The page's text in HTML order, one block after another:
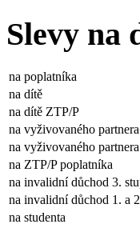
Slevy na
na poplatníka
na dítě
na dítě ZTP/P
na vyživovaného partnera
na vyživovaného
na ZTP/P poplatníka
na invalidní důchod 3.
na invalidní důchod 1. a
na studenta